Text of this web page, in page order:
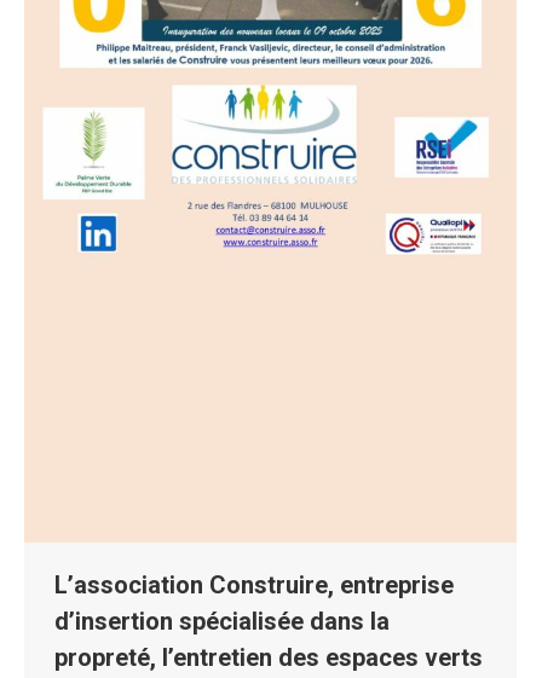
L’association Construire, entreprise
d’insertion spécialisée dans la
propreté, l’entretien des espaces verts